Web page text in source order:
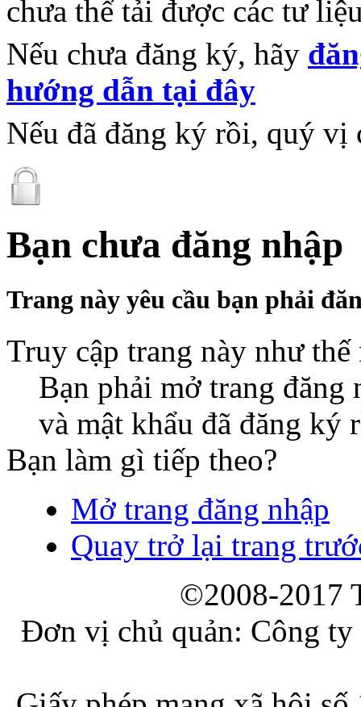
chưa thể tải được các tư
Nếu chưa đăng ký, hãy
hướng dẫn tại đây
Nếu đã đăng ký rồi, quý vị
Bạn chưa đăng nhập
Trang này yêu cầu bạn phải
Truy cập trang này như thế
Bạn phải mở trang đăng
và mật khẩu đã đăng
Bạn làm gì tiếp theo?
Mở trang đăng nhập
Quay trở lại trang
©2008-2017
Đơn vị chủ quản: Công